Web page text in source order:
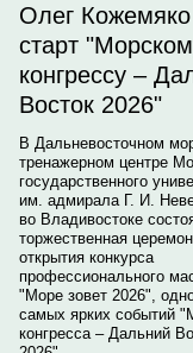
Олег
старт
конгрессу –
Восток 2026"
В Дальневосточном
тренажерном центре
государственного
им. адмирала Г. И.
во Владивостоке
торжественная
открытия конкурса
профессионального
"Море зовет 2026",
самых ярких событий
конгресса – Дальний